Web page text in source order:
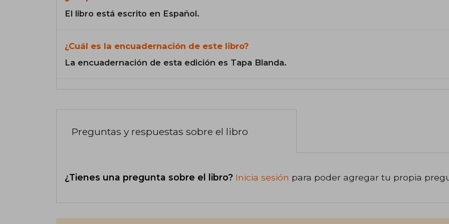
El libro está escrito en Español.
¿Cuál es la encuadernación de este libro?
La encuadernación de esta edición es Tapa Blanda.
Preguntas y respuestas sobre el libro
¿Tienes una pregunta sobre el libro? Inicia sesión para poder agregar tu propia